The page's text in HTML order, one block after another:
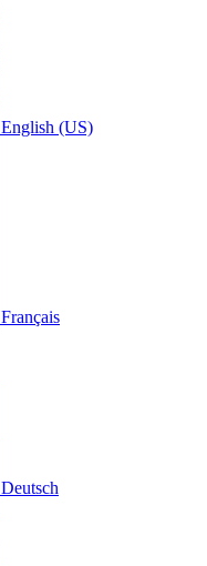
English (US)
Français
Deutsch